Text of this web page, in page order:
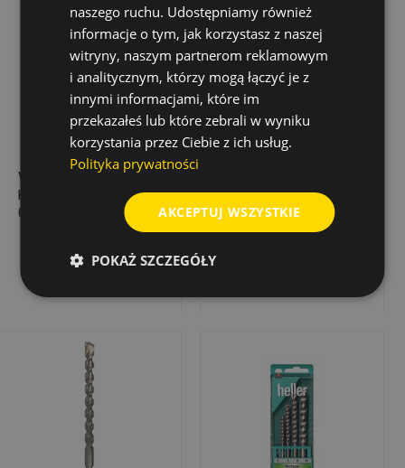
WIERTŁO DO BETONU,
KAMIENIA PROXTREME
6,0 X 185 X 250
Dodaj do koszyka
BIONIC PRO SDS-
PLUS, 25,0X250/300
naszego ruchu. Udostępniamy również
informacje o tym, jak korzystasz z naszej
witryny, naszym partnerom reklamowym
i analitycznym, którzy mogą łączyć je z
innymi informacjami, które im
przekazałeś lub które zebrali w wyniku
korzystania przez Ciebie z ich usług.
Polityka prywatności
AKCEPTUJ WSZYSTKIE
POKAŻ SZCZEGÓŁY